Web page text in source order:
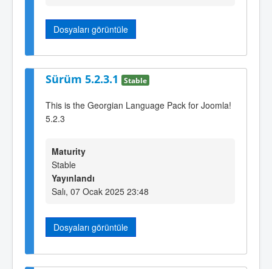
Dosyaları görüntüle
Sürüm 5.2.3.1 Stable
This is the Georgian Language Pack for Joomla!
5.2.3
Maturity
Stable
Yayınlandı
Salı, 07 Ocak 2025 23:48
Dosyaları görüntüle